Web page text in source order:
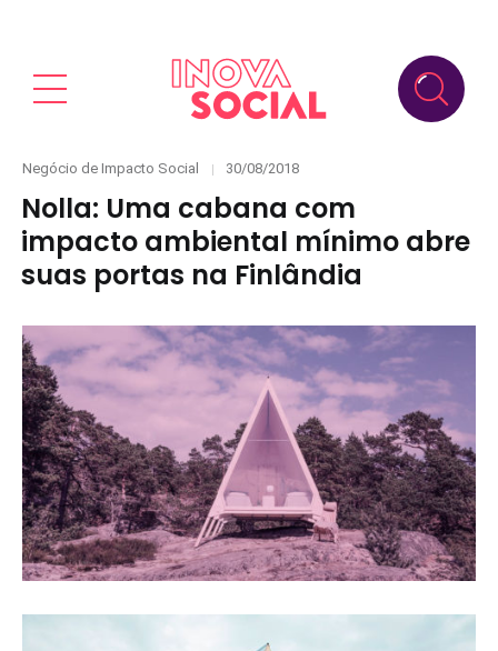
Categories
Negócio de Impacto Social
Posted
30/08/2018
Nolla: Uma cabana com
impacto ambiental mínimo abre
suas portas na Finlândia